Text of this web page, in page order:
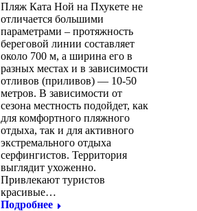
Пляж Ката Ной на Пхукете не
отличается большими
параметрами – протяжность
береговой линии составляет
около 700 м, а ширина его в
разных местах и в зависимости
отливов (приливов) — 10-50
метров. В зависимости от
сезона местность подойдет, как
для комфортного пляжного
отдыха, так и для активного
экстремального отдыха
серфингистов. Территория
выглядит ухоженно.
Привлекают туристов
красивые…
Подробнее